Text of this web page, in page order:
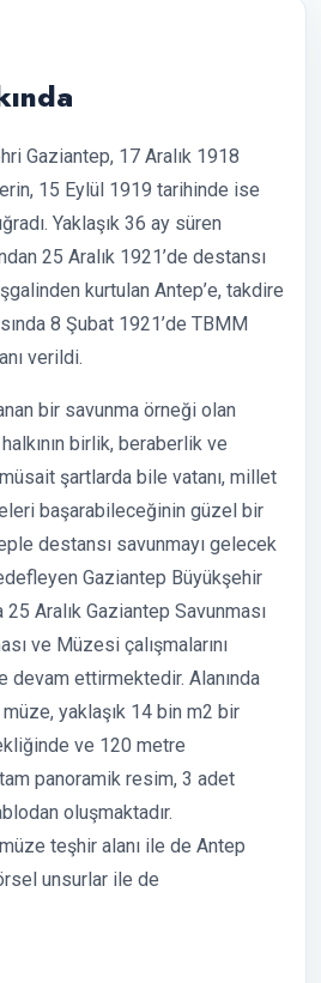
Gaziantep, 17 Aralık 1918
15 Eylül 1919 tarihinde ise
Yaklaşık 36 ay süren
25 Aralık 1921’de destansı
kurtulan Antep’e, takdire
8 Şubat 1921’de TBMM
verildi.
bir savunma örneği olan
birlik, beraberlik ve
şartlarda bile vatanı, millet
başarabileceğinin güzel bir
destansı savunmayı gelecek
Gaziantep Büyükşehir
Aralık Gaziantep Savunması
ve Müzesi çalışmalarını
devam ettirmektedir. Alanında
yaklaşık 14 bin m2 bir
ve 120 metre
panoramik resim, 3 adet
oluşmaktadır.
müze teşhir alanı ile de Antep
unsurlar ile de